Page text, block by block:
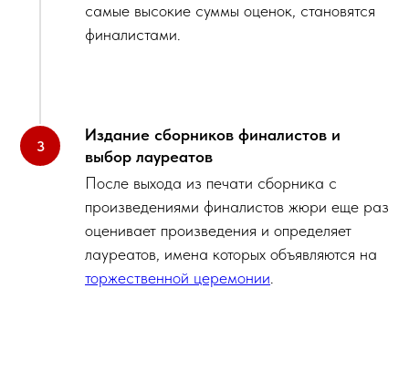
самые высокие суммы оценок, становятся
финалистами.
Издание сборников финалистов и
выбор лауреатов
После выхода из печати сборника с
произведениями финалистов жюри еще раз
оценивает произведения и определяет
лауреатов, имена которых объявляются на
торжественной церемонии